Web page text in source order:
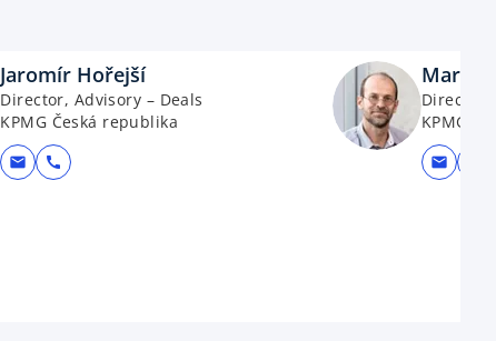
Jaromír Hořejší
Director, Advisory – Deals
KPMG Česká republika
mail call
Martin
Director,
KPMG
mail